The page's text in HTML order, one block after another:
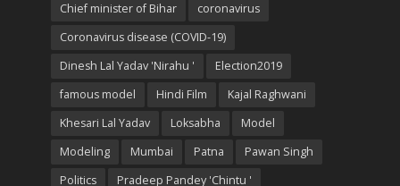
Chief minister of Bihar
coronavirus
Coronavirus disease (COVID-19)
Dinesh Lal Yadav 'Nirahu '
Election2019
famous model
Hindi Film
Kajal Raghwani
Khesari Lal Yadav
Loksabha
Model
Modeling
Mumbai Patna
Pawan Singh
Politics
Pradeep Pandey 'Chintu '